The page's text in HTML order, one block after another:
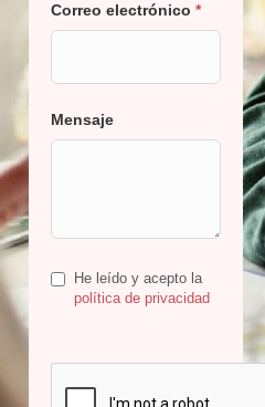
Correo electrónico *
Mensaje
He leído y acepto la
política de privacidad